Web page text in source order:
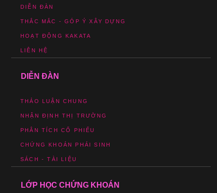
DIỄN ĐÀN
THẮC MẮC - GÓP Ý XÂY DỰNG
HOẠT ĐỘNG KAKATA
LIÊN HỆ
DIỄN ĐÀN
THẢO LUẬN CHUNG
NHẬN ĐỊNH THỊ TRƯỜNG
PHÂN TÍCH CỔ PHIẾU
CHỨNG KHOÁN PHÁI SINH
SÁCH - TÀI LIỆU
LỚP HỌC CHỨNG KHOÁN